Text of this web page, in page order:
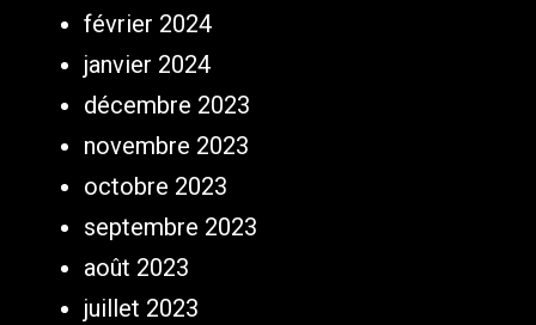
février 2024
janvier 2024
décembre 2023
novembre 2023
octobre 2023
septembre 2023
août 2023
juillet 2023